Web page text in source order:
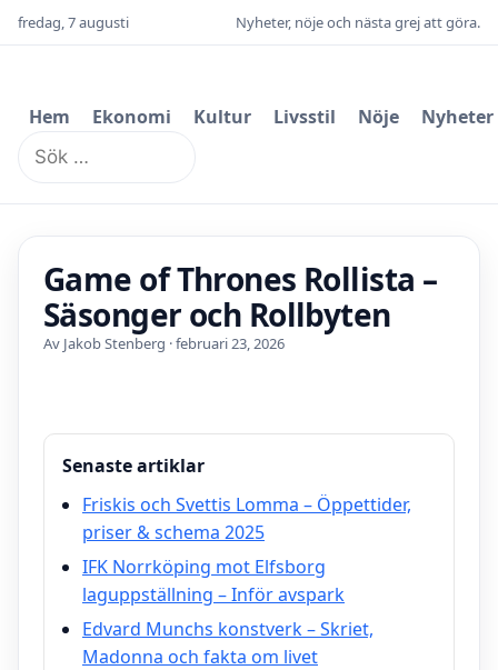
fredag, 7 augusti Nyheter, nöje och nästa grej att göra.
Hem Ekonomi Kultur Livsstil Nöje
Nyheter
Sök
efter:
Game of Thrones Rollista –
Säsonger och Rollbyten
Av Jakob Stenberg · februari 23, 2026
Senaste artiklar
Friskis och Svettis Lomma – Öppettider,
priser & schema 2025
IFK Norrköping mot Elfsborg
laguppställning – Inför avspark
Edvard Munchs konstverk – Skriet,
Madonna och fakta om livet